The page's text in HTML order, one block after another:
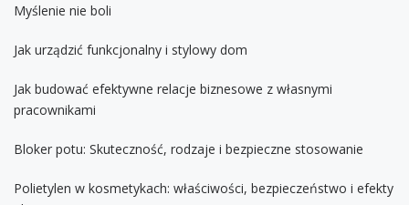
Myślenie nie boli
Jak urządzić funkcjonalny i stylowy dom
Jak budować efektywne relacje biznesowe z własnymi
pracownikami
Bloker potu: Skuteczność, rodzaje i bezpieczne stosowanie
Polietylen w kosmetykach: właściwości, bezpieczeństwo i efekty